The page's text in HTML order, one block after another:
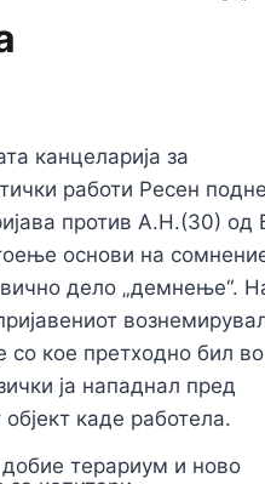
канцеларија за
работи Ресен
против А.Н.(30) од
основи на
дело „демнење“.
со кое претходно бил
ја нападнал пред
каде работела.